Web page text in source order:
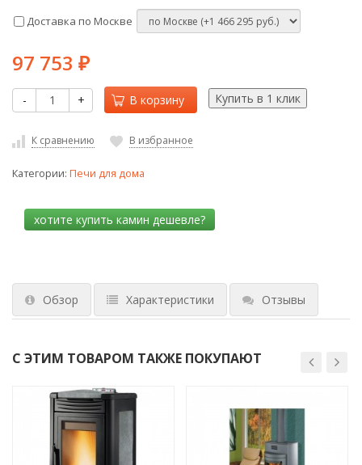
Доставка по Москве
97 753 ₽
- + В корзину
К сравнению В избранное
Категории: Печи для дома
Обзор Характеристики Отзывы
С ЭТИМ ТОВАРОМ ТАКЖЕ ПОКУПАЮТ